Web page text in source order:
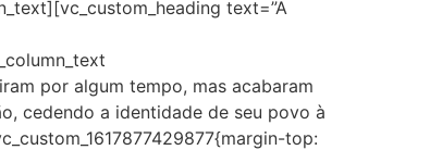
text=”A
por algum tempo, mas acabaram
cedendo a identidade de seu povo à
top: